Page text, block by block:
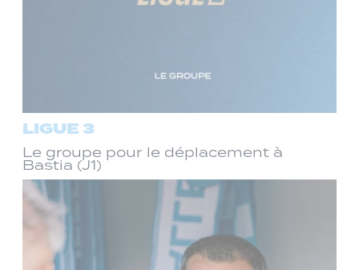
LIGUE 3
Le groupe pour le déplacement à
Bastia (J1)